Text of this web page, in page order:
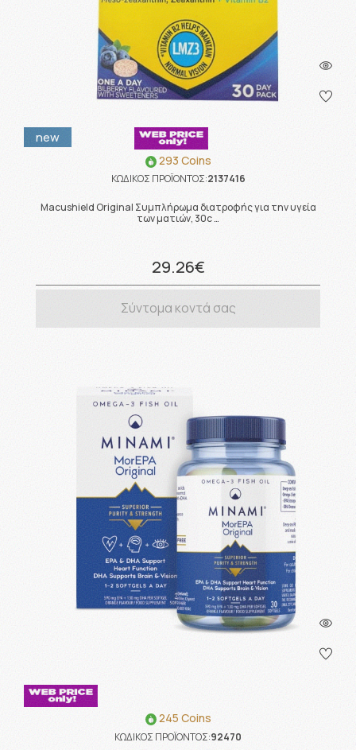
new
293 Coins
ΚΩΔΙΚΟΣ ΠΡΟΪΟΝΤΟΣ:2137416
Macushield Original Συμπλήρωμα διατροφής για την υγεία
των ματιών, 30c …
29.26€
Σύντομα κοντά σας
245 Coins
ΚΩΔΙΚΟΣ ΠΡΟΪΟΝΤΟΣ:92470